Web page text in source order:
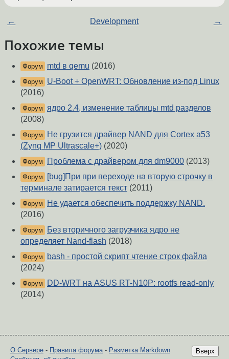
← Development →
Похожие темы
Форум mtd в qemu (2016)
Форум
U-Boot + OpenWRT: Обновление из-под Linux
(2016)
Форум
ядро 2.4, изменение таблицы mtd разделов
(2008)
Форум
Не грузится драйвер NAND для Cortex a53
(Zynq MP Ultrascale+) (2020)
Форум Проблема с драйвером для dm9000 (2013)
Форум
[bug]При при переходе на вторую строчку в
терминале затирается текст (2011)
Форум
Не удается обеспечить поддержку NAND.
(2016)
Форум
Без вторичного загрузчика ядро не
определяет Nand-flash (2018)
Форум
bash - простой скрипт чтение строк файла
(2024)
Форум
DD-WRT на ASUS RT-N10P: rootfs read-only
(2014)
Вверх
О Сервере - Правила форума- Разметка Markdown